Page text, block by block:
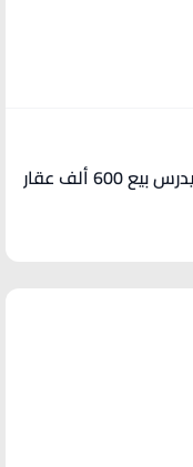
قيمتها 150 مليار دولار .. العراق يدرس بيع 600 ألف عقار